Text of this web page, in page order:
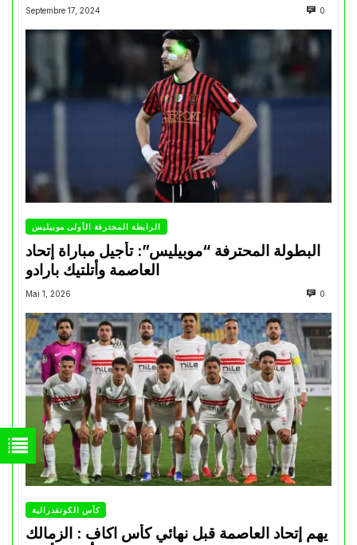
Septembre 17, 2024 0
الرابطة المحترفة الأولى موبيليس
البطولة المحترفة “موبيليس”: تأجيل مباراة إتحاد
العاصمة وأتلتيك بارادو
Mai 1, 2026 0
كأس الكونفدرالية
يهم إتحاد العاصمة قبل نهائي كأس اكاف : الزمالك